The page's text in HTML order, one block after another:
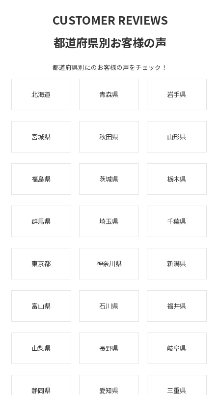
CUSTOMER REVIEWS
都道府県別お客様の声
都道府県別にのお客様の声をチェック！
北海道 青森県 岩手県
宮城県 秋田県 山形県
福島県 茨城県 栃木県
群馬県 埼玉県 千葉県
東京都 神奈川県 新潟県
富山県 石川県 福井県
山梨県 長野県 岐阜県
静岡県 愛知県 三重県